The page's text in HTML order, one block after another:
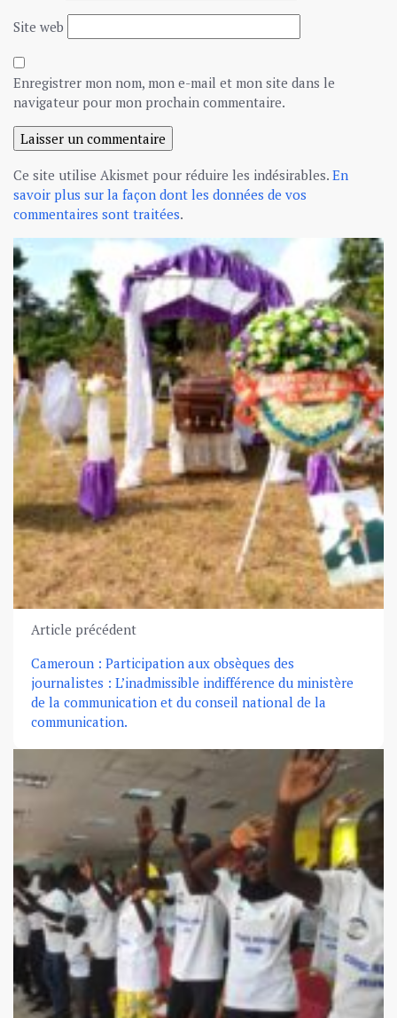
Site web
Enregistrer mon nom, mon e-mail et mon site dans le
navigateur pour mon prochain commentaire.
Ce site utilise Akismet pour réduire les indésirables. En
savoir plus sur la façon dont les données de vos
commentaires sont traitées.
Article précédent
Cameroun : Participation aux obsèques des
journalistes : L’inadmissible indifférence du ministère
de la communication et du conseil national de la
communication.